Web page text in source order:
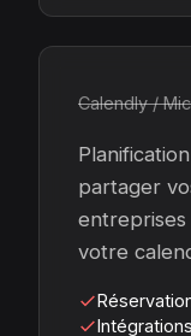
Calendly /
partager
entreprises
votre
Intégrations